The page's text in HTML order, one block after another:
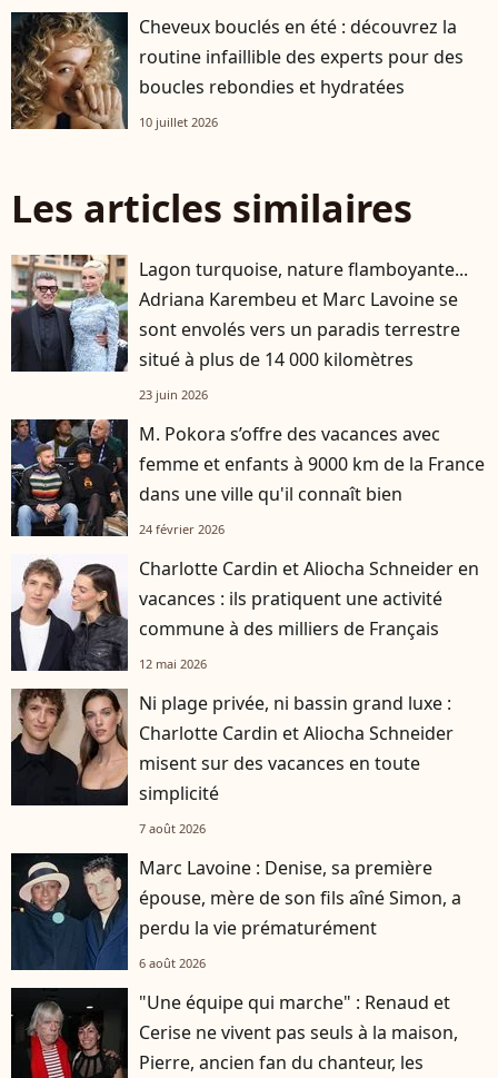
Cheveux bouclés en été : découvrez la
routine infaillible des experts pour des
boucles rebondies et hydratées
10 juillet 2026
Les articles similaires
Lagon turquoise, nature flamboyante...
Adriana Karembeu et Marc Lavoine se
sont envolés vers un paradis terrestre
situé à plus de 14 000 kilomètres
23 juin 2026
M. Pokora s’offre des vacances avec
femme et enfants à 9000 km de la France
dans une ville qu'il connaît bien
24 février 2026
Charlotte Cardin et Aliocha Schneider en
vacances : ils pratiquent une activité
commune à des milliers de Français
12 mai 2026
Ni plage privée, ni bassin grand luxe :
Charlotte Cardin et Aliocha Schneider
misent sur des vacances en toute
simplicité
7 août 2026
Marc Lavoine : Denise, sa première
épouse, mère de son fils aîné Simon, a
perdu la vie prématurément
6 août 2026
"Une équipe qui marche" : Renaud et
Cerise ne vivent pas seuls à la maison,
Pierre, ancien fan du chanteur, les